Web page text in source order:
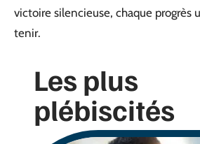
victoire silencieuse, chaque progrès
tenir.
Les plus
plébiscités